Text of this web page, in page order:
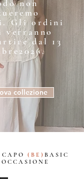
non
Gli ordini
verranno
dal 13
collezione
(BE) BASIC